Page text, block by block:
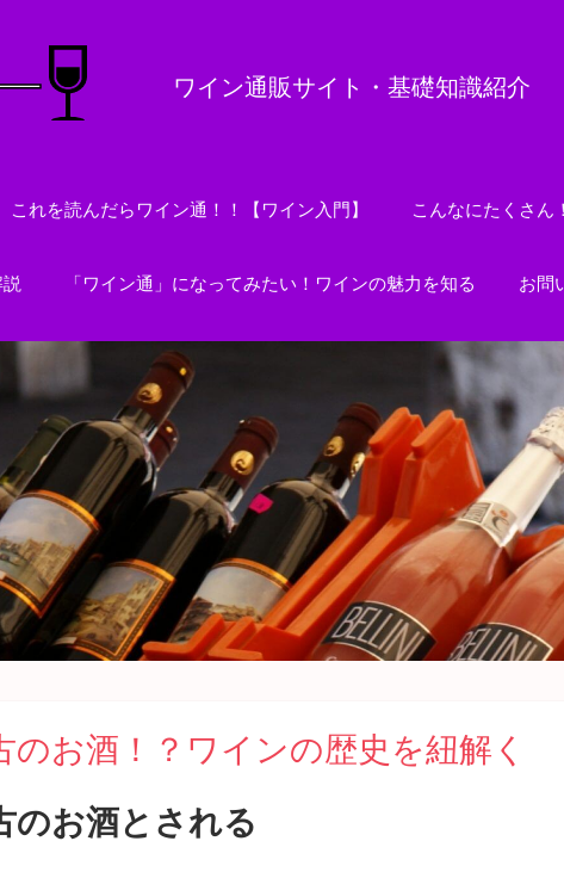
ワイン通販サイト・基礎知識紹介
これを読んだらワイン通！！【ワイン入門】 こんなにたくさん
「ワイン通」になってみたい！ワインの魅力を知る お問
のお酒！？ワインの歴史を紐解く
のお酒とされる